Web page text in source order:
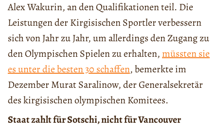
Alex Wakurin, an den Qualifikationen teil. Die
Leistungen der Kirgisischen Sportler verbessern
sich von Jahr zu Jahr, um allerdings den Zugang zu
den Olympischen Spielen zu erhalten,müssten sie
es unter die besten 30 schaffen, bemerkte im
Dezember Murat Saralinow, der Generalsekretär
des kirgisischen olympischen Komitees.
Staat zahlt für Sotschi, nicht für Vancouver